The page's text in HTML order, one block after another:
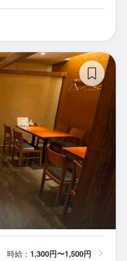
時給： 1,300円〜1,500円